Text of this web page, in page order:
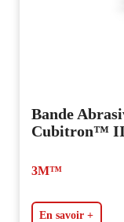
Bande
Cubitron™ II
3M™
En savoir +